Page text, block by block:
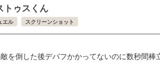
トゥスくん
エル スクリーンショット
敵を倒した後デバフかかってないのに数秒間棒